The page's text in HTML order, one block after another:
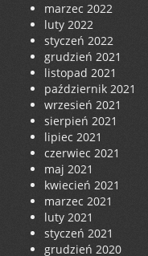
marzec 2022
luty 2022
styczeń 2022
grudzień 2021
listopad 2021
październik 2021
wrzesień 2021
sierpień 2021
lipiec 2021
czerwiec 2021
maj 2021
kwiecień 2021
marzec 2021
luty 2021
styczeń 2021
grudzień 2020